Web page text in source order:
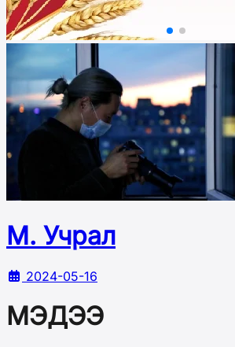
М. Учрал
2024-05-16
МЭДЭЭ